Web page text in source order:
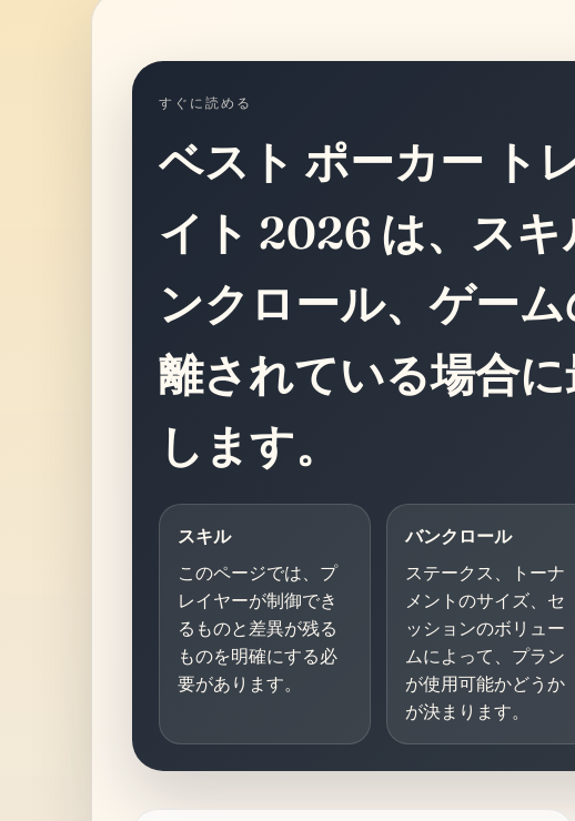
すぐに読める
ベスト ポーカー ト
イト 2026 は、スキ
ンクロール、ゲー
離されている場合
します。
スキル
このページでは、プ
レイヤーが制御でき
るものと差異が残る
ものを明確にする必
要があります。
バンクロール
ステークス、トーナ
メントのサイズ、セ
ッションのボリュー
ムによって、プラン
が使用可能かどうか
が決まります。